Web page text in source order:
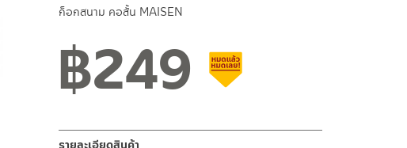
ก็อกสนาม คอสั้น MAISEN
฿249